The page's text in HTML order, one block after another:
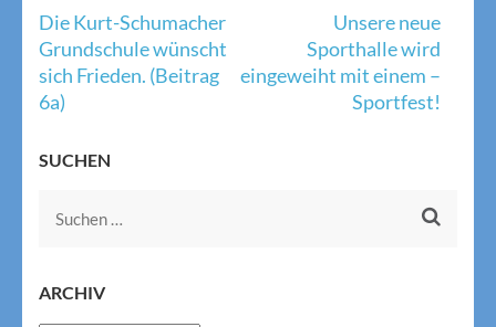
Beitragsnavigation
Die Kurt-Schumacher
Grundschule wünscht
sich Frieden. (Beitrag
6a)
Unsere neue
Sporthalle wird
eingeweiht mit einem –
Sportfest!
SUCHEN
Suchen
ARCHIV